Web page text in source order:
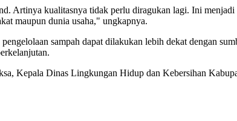
Artinya kualitasnya tidak perlu diragukan lagi. Ini
maupun dunia usaha," ungkapnya.
sampah dapat dilakukan lebih dekat dengan
Kepala Dinas Lingkungan Hidup dan Kebersihan